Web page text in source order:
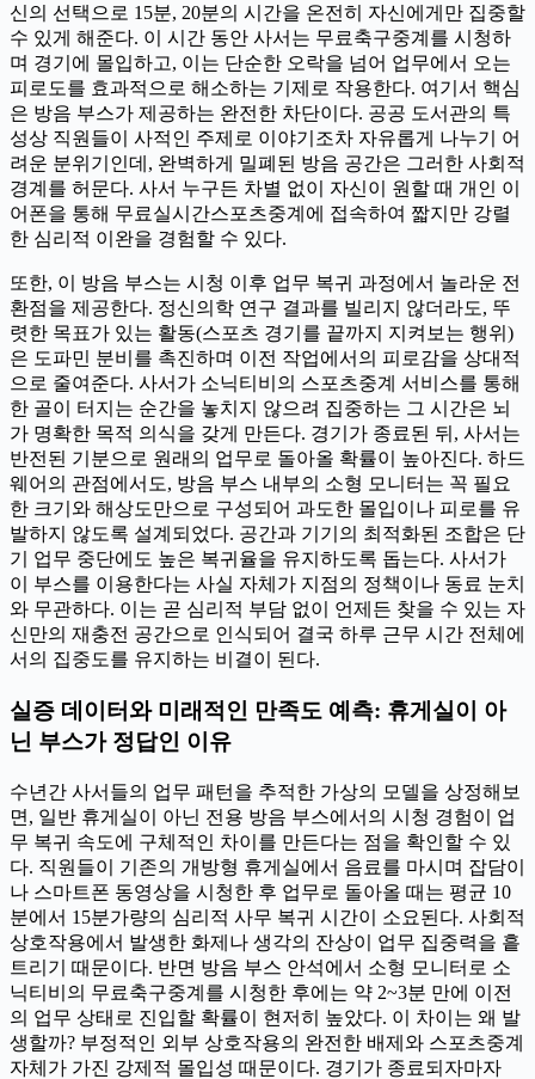
신의 선택으로 15분, 20분의 시간을 온전히 자신에게만 집중할
수 있게 해준다. 이 시간 동안 사서는 무료축구중계를 시청하
며 경기에 몰입하고, 이는 단순한 오락을 넘어 업무에서 오는
피로도를 효과적으로 해소하는 기제로 작용한다. 여기서 핵심
은 방음 부스가 제공하는 완전한 차단이다. 공공 도서관의 특
성상 직원들이 사적인 주제로 이야기조차 자유롭게 나누기 어
려운 분위기인데, 완벽하게 밀폐된 방음 공간은 그러한 사회적
경계를 허문다. 사서 누구든 차별 없이 자신이 원할 때 개인 이
어폰을 통해 무료실시간스포츠중계에 접속하여 짧지만 강렬
한 심리적 이완을 경험할 수 있다.
또한, 이 방음 부스는 시청 이후 업무 복귀 과정에서 놀라운 전
환점을 제공한다. 정신의학 연구 결과를 빌리지 않더라도, 뚜
렷한 목표가 있는 활동(스포츠 경기를 끝까지 지켜보는 행위)
은 도파민 분비를 촉진하며 이전 작업에서의 피로감을 상대적
으로 줄여준다. 사서가 소닉티비의 스포츠중계 서비스를 통해
한 골이 터지는 순간을 놓치지 않으려 집중하는 그 시간은 뇌
가 명확한 목적 의식을 갖게 만든다. 경기가 종료된 뒤, 사서는
반전된 기분으로 원래의 업무로 돌아올 확률이 높아진다. 하드
웨어의 관점에서도, 방음 부스 내부의 소형 모니터는 꼭 필요
한 크기와 해상도만으로 구성되어 과도한 몰입이나 피로를 유
발하지 않도록 설계되었다. 공간과 기기의 최적화된 조합은 단
기 업무 중단에도 높은 복귀율을 유지하도록 돕는다. 사서가
이 부스를 이용한다는 사실 자체가 지점의 정책이나 동료 눈치
와 무관하다. 이는 곧 심리적 부담 없이 언제든 찾을 수 있는 자
신만의 재충전 공간으로 인식되어 결국 하루 근무 시간 전체에
서의 집중도를 유지하는 비결이 된다.
실증 데이터와 미래적인 만족도 예측: 휴게실이 아
닌 부스가 정답인 이유
수년간 사서들의 업무 패턴을 추적한 가상의 모델을 상정해보
면, 일반 휴게실이 아닌 전용 방음 부스에서의 시청 경험이 업
무 복귀 속도에 구체적인 차이를 만든다는 점을 확인할 수 있
다. 직원들이 기존의 개방형 휴게실에서 음료를 마시며 잡담이
나 스마트폰 동영상을 시청한 후 업무로 돌아올 때는 평균 10
분에서 15분가량의 심리적 사무 복귀 시간이 소요된다. 사회적
상호작용에서 발생한 화제나 생각의 잔상이 업무 집중력을 흩
트리기 때문이다. 반면 방음 부스 안석에서 소형 모니터로 소
닉티비의 무료축구중계를 시청한 후에는 약 2~3분 만에 이전
의 업무 상태로 진입할 확률이 현저히 높았다. 이 차이는 왜 발
생할까? 부정적인 외부 상호작용의 완전한 배제와 스포츠중계
자체가 가진 강제적 몰입성 때문이다. 경기가 종료되자마자